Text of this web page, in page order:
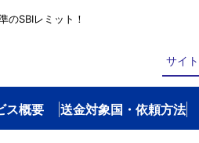
のSBIレミット！
ス概要 送金対象国・依頼方法